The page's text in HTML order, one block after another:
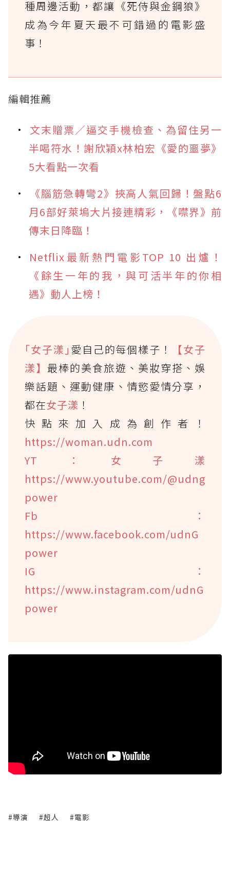
種周邊活動，都讓《死侍與金鋼狼》
成為今年夏天最不可錯過的電影盛
事！
編輯推薦
文末贈票／逼交手機檢查、為留住另一
半喝符水！謝欣穎x林柏宏《愛的噩夢》
5大看點一次看
《腦筋急轉彎2》挾高人氣回歸！盤點6
月6部好萊塢大片接連精彩，《噤界》前
傳末日降臨！
Netflix最新熱門電影TOP 10 出爐！
《餘生一年的我，與可活半年的你相
遇》動人上榜！
｢女子漾｣ 愛自己的每個樣子！
【女子
漾】 最棒的美食旅遊、美妝穿搭、娛
樂話題、運動健康、情慾愛情分享，
都在女子漾 ！
快點來加入成為創作者！
https://woman.udn.com
YT：女子漾
https://www.youtube.com/@udng
power
Fb：
https://www.facebook.com/udnG
power
IG：
https://www.instagram.com/udnG
power
#導演 #超人 #電影